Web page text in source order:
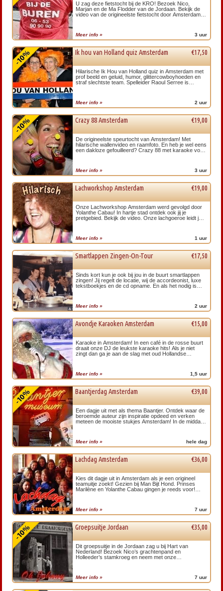
U zag deze fietstocht bij de KRO! Bezoek Nico,
Marjan en de Ma Flodder van de Jordaan. Bekijk de
video van de origineelste fietstocht door Amsterdam
Meer info » 3 uur
Ik hou van Holland quiz Amsterdam €17,50
Hilarische Ik Hou van Holland quiz in Amsterdam met
prof beeld en geluid, humor, glittercowboyhoeden en
straf slechtste team. Spelleider Raoul Serree is
Meer info » 2 uur
Crazy 88 Amsterdam €19,00
De origineelste speurtocht van Amsterdam! Met
hilarische wallenvideo en raamfoto. En heb je wel eens
een dakloze gefouilleerd? Crazy 88 met karaoke voor
Meer info » 3 uur
Lachworkshop Amsterdam €19,00
Onze Lachworkshop Amsterdam werd gevolgd door
Yolanthe Cabau! In hartje stad ontdek ook jij je
pretgebied. Bekijk de video. Onze lachgoeroe leidt je
Meer info » 1 uur
Smartlappen Zingen-On-Tour €17,50
Sinds kort kun je ook bij jou in de buurt smartlappen
zingen! Jij regelt de locatie, wij de accordeonist, luxe
tekstboekjes en de cd opname. En als het nodig is
Meer info » 2 uur
Avondje Karaoken Amsterdam €15,00
Karaoke in Amsterdam! In een café in de rosse buurt
draait onze DJ de leukste karaoke hits! Als je niet
zingt dan ga je aan de slag met oud Hollandse
Meer info » 1,5 uur
Baantjerdag Amsterdam €39,00
Een dagje uit met als thema Baantjer. Ontdek waar de
beroemde auteur zijn inspiratie opdeed en verken
meteen de mooiste stukjes Amsterdam! In de middag
Meer info » hele dag
Lachdag Amsterdam €36,00
Kies dit dagje uit in Amsterdam als je een origineel
teamuitje zoekt! Gezien bij Man Bijt Hond. Prinses
Marilène en Yolanthe Cabau gingen je reeds voor!
Meer info » 7 uur
Groepsuitje Jordaan €35,00
Dit groepsuitje in de Jordaan zag u bij Hart van
Nederland! Bezoek Nico’s grachtenpand en
Holleeder’s stamkroeg en neem met onze
Meer info » 7 uur